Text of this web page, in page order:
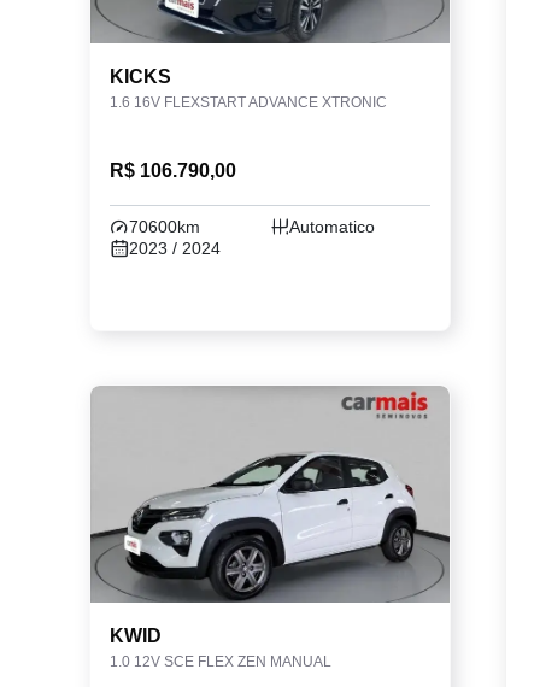
KICKS
1.6 16V FLEXSTART ADVANCE XTRONIC
R$ 106.790,00
70600km
Automatico
2023 / 2024
KWID
1.0 12V SCE FLEX ZEN MANUAL